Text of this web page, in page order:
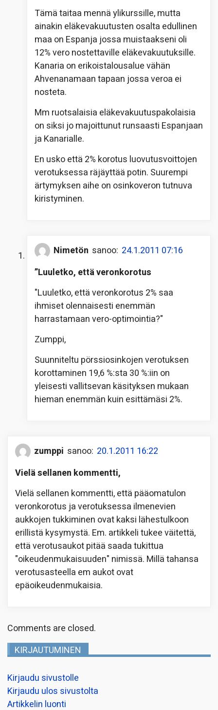
Tämä taitaa mennä ylikurssille, mutta
ainakin eläkevakuutusten osalta edullinen
maa on Espanja jossa muistaakseni oli
12% vero nostettaville eläkevakuutuksille.
Kanaria on erikoistalousalue vähän
Ahvenanamaan tapaan jossa veroa ei
nosteta.
Mm ruotsalaisia eläkevakuutuspakolaisia
on siksi jo majoittunut runsaasti Espanjaan
ja Kanarialle.
En usko että 2% korotus luovutusvoittojen
verotuksessa räjäyttää potin. Suurempi
ärtymyksen aihe on osinkoveron tutnuva
kiristyminen.
Nimetön sanoo: 24.1.2011 07:16
”Luuletko, että veronkorotus
"Luuletko, että veronkorotus 2% saa
ihmiset olennaisesti enemmän
harrastamaan vero-optimointia?"
Zumppi,
Suunniteltu pörssiosinkojen verotuksen
korottaminen 19,6 %:sta 30 %:iin on
yleisesti vallitsevan käsityksen mukaan
hieman enemmän kuin esittämäsi 2%.
zumppi sanoo: 20.1.2011 16:22
Vielä sellanen kommentti,
Vielä sellanen kommentti, että pääomatulon
veronkorotus ja verotuksessa ilmenevien
aukkojen tukkiminen ovat kaksi lähestulkoon
erillistä kysymystä. Em. artikkeli tukee väitettä,
että verotusaukot pitää saada tukittua
"oikeudenmukaisuuden" nimissä. Millä tahansa
verotusasteella em aukot ovat
epäoikeudenmukaisia.
Comments are closed.
KIRJAUTUMINEN
Kirjaudu sivustolle
Kirjaudu ulos sivustolta
Artikkelin luonti